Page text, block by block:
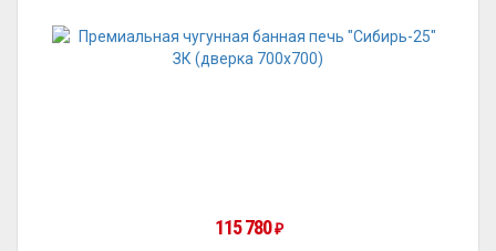
115 780₽